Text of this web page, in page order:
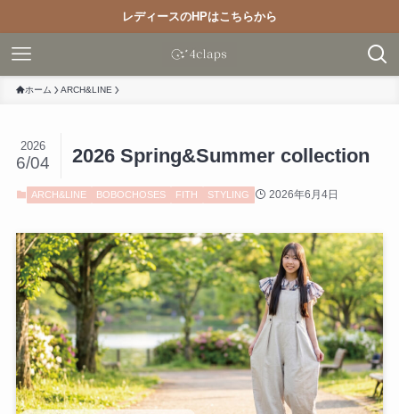
レディースのHPはこちらから
ホーム ARCH&LINE
2026 Spring&Summer collection
2026
6/04
ARCH&LINE BOBOCHOSES FITH STYLING 2026年6月4日